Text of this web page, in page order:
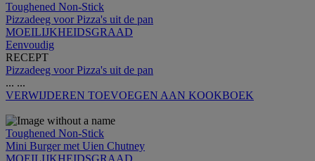
Toughened Non-Stick
Pizzadeeg voor Pizza's uit de pan
MOEILIJKHEIDSGRAAD
Eenvoudig
RECEPT
Pizzadeeg voor Pizza's uit de pan
... ...
VERWIJDEREN TOEVOEGEN AAN KOOKBOEK
Toughened Non-Stick
Mini Burger met Uien Chutney
MOEILIJKHEIDSGRAAD